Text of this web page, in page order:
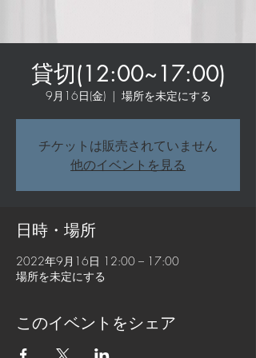
貸切(12:00~17:00)
9月16日(金)
  |
場所を未定にする
チケットは販売されていません
他のイベントを見る
日時・場所
2022年9月16日 12:00 – 17:00
場所を未定にする
このイベントをシェア